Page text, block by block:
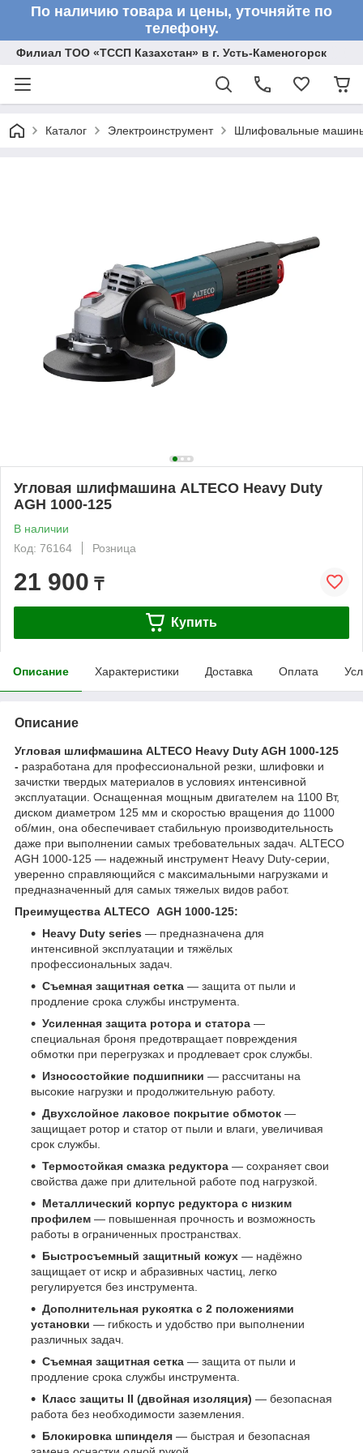
По наличию товара и цены, уточняйте по
телефону.
Филиал ТОО «ТССП Казахстан» в г. Усть-Каменогорск
Каталог Электроинструмент Шлифовальные
Угловая шлифмашина ALTECO Heavy Duty
AGH 1000-125
В наличии
Код: 76164
Розница
21 900 ₸
Купить
Описание Характеристики Доставка Оплата
Описание
Угловая шлифмашина ALTECO Heavy Duty AGH 1000-125
- разработана для профессиональной резки, шлифовки и
зачистки твердых материалов в условиях интенсивной
эксплуатации. Оснащенная мощным двигателем на 1100 Вт,
диском диаметром 125 мм и скоростью вращения до 11000
об/мин, она обеспечивает стабильную производительность
даже при выполнении самых требовательных задач. ALTECO
AGH 1000-125 — надежный инструмент Heavy Duty-серии,
уверенно справляющийся с максимальными нагрузками и
предназначенный для самых тяжелых видов работ.
Преимущества ALTECO AGH 1000-125:
Heavy Duty series — предназначена для
интенсивной эксплуатации и тяжёлых
профессиональных задач.
Съемная защитная сетка — защита от пыли и
продление срока службы инструмента.
Усиленная защита ротора и статора —
специальная броня предотвращает повреждения
обмотки при перегрузках и продлевает срок службы.
Износостойкие подшипники — рассчитаны на
высокие нагрузки и продолжительную работу.
Двухслойное лаковое покрытие обмоток —
защищает ротор и статор от пыли и влаги, увеличивая
срок службы.
Термостойкая смазка редуктора — сохраняет свои
свойства даже при длительной работе под нагрузкой.
Металлический корпус редуктора с низким
профилем — повышенная прочность и возможность
работы в ограниченных пространствах.
Быстросъемный защитный кожух — надёжно
защищает от искр и абразивных частиц, легко
регулируется без инструмента.
Дополнительная рукоятка с 2 положениями
установки — гибкость и удобство при выполнении
различных задач.
Съемная защитная сетка — защита от пыли и
продление срока службы инструмента.
Класс защиты II (двойная изоляция) — безопасная
работа без необходимости заземления.
Блокировка шпинделя — быстрая и безопасная